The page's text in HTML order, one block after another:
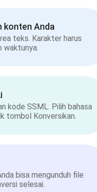
konten Anda
teks. Karakter harus
waktunya.
kode SSML. Pilih bahasa
tombol Konversikan.
bisa mengunduh file
selesai.